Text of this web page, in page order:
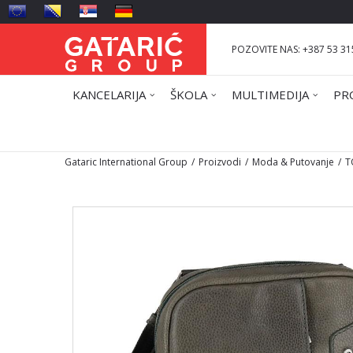
POZOVITE NAS: +387 53
KANCELARIJA ŠKOLA MULTIMEDIJA
Gataric International Group Proizvodi Moda & Putovanje